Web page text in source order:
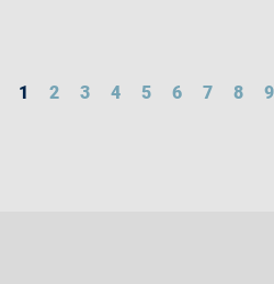
1 2 3 4 5 6 7 8 9